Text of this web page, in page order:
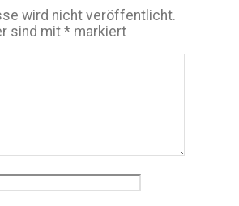
wird nicht veröffentlicht.
sind mit * markiert